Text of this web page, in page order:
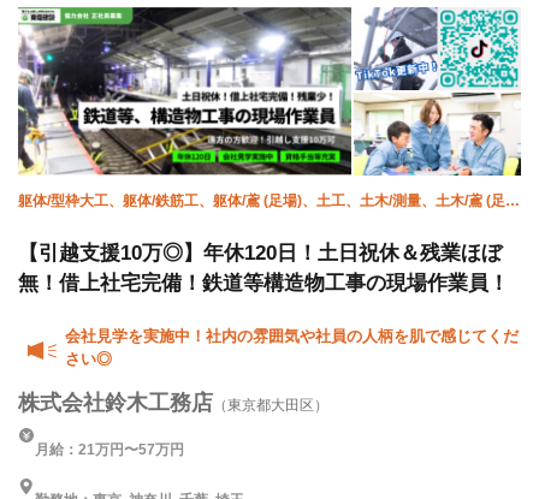
躯体/型枠大工、躯体/鉄筋工、躯体/鳶 (足場)、土工、土木/測量、土木/鳶 (足
【引越支援10万◎】年休120日！土日祝休＆残業ほぼ
無！借上社宅完備！鉄道等構造物工事の現場作業員！
会社見学を実施中！社内の雰囲気や社員の人柄を肌で感じてくだ
さい◎
株式会社鈴木工務店 （東京都大田区）
月給：21万円〜57万円